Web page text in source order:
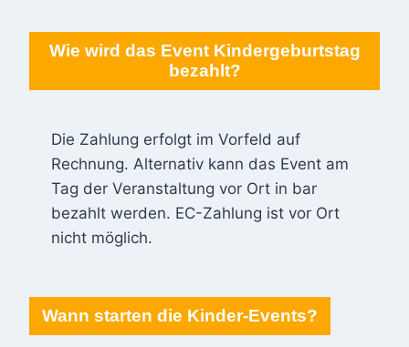
Wie wird das Event Kindergeburtstag
bezahlt?
Die Zahlung erfolgt im Vorfeld auf
Rechnung. Alternativ kann das Event am
Tag der Veranstaltung vor Ort in bar
bezahlt werden. EC-Zahlung ist vor Ort
nicht möglich.
Wann starten die Kinder-Events?